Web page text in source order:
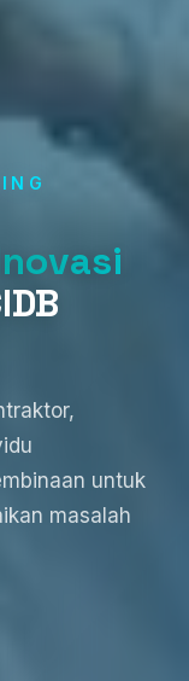
untuk
masalah